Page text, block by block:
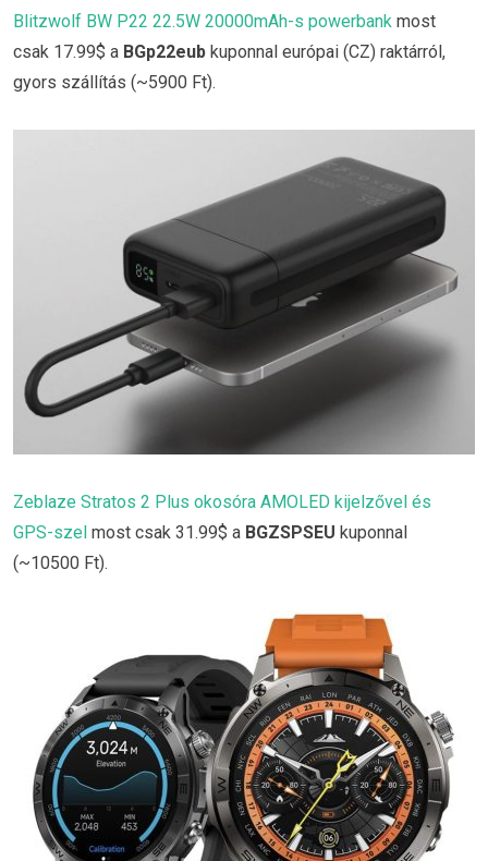
Blitzwolf BW P22 22.5W 20000mAh-s powerbank most
csak 17.99$ a BGp22eub kuponnal európai (CZ) raktárról,
gyors szállítás (~5900 Ft).
Zeblaze Stratos 2 Plus okosóra AMOLED kijelzővel és
GPS-szel most csak 31.99$ a BGZSPSEU kuponnal
(~10500 Ft).